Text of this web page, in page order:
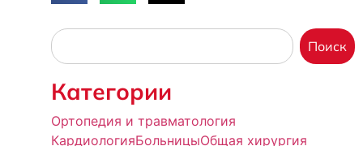
Поиск
Категории
Ортопедия и травматология
КардиологияБольницыОбщая хирургия